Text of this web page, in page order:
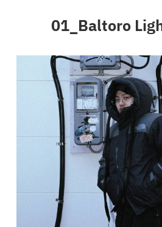
01_Baltoro